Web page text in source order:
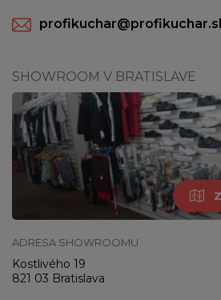
SHOWROOM V BRATISLAVE
ADRESA SHOWROOMU
Kostlivého 19
821 03 Bratislava